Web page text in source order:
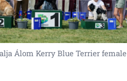
Álom Kerry Blue Terrier female